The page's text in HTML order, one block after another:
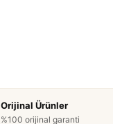
Orijinal Ürünler
%100 orijinal garanti